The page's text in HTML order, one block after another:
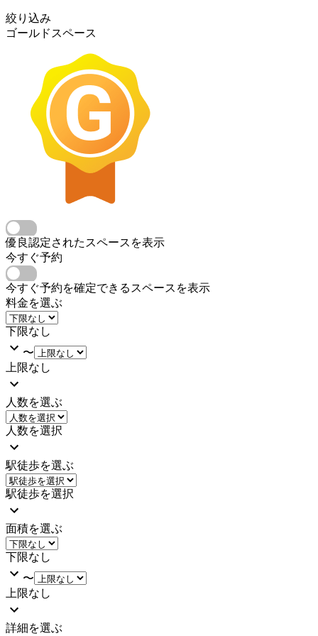
絞り込み
ゴールドスペース
優良認定されたスペースを表示
今すぐ予約
今すぐ予約を確定できるスペースを表示
料金を選ぶ
下限なし
〜
上限なし
人数を選ぶ
人数を選択
駅徒歩を選ぶ
駅徒歩を選択
面積を選ぶ
下限なし
〜
上限なし
詳細を選ぶ